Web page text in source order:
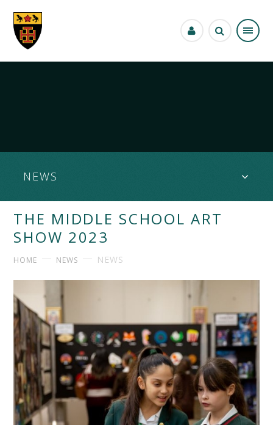
NEWS
THE MIDDLE SCHOOL ART
SHOW 2023
HOME NEWS NEWS